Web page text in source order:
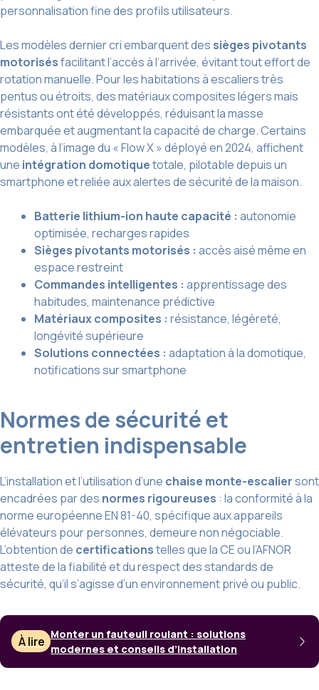
personnalisation fine des profils utilisateurs.
Les modèles dernier cri embarquent des sièges pivotants
motorisésfacilitant l’accès à l’arrivée, évitant tout effort de
rotation manuelle. Pour les habitations à escaliers très
pentus ou étroits, des matériaux composites légers mais
résistants ont été développés, réduisant la masse
embarquée et augmentant la capacité de charge. Certains
modèles, à l’image du « Flow X » déployé en 2024, affichent
une intégration domotiquetotale, pilotable depuis un
smartphone et reliée aux alertes de sécurité de la maison.
Batterie lithium-ion haute capacité : autonomie
optimisée, recharges rapides
Sièges pivotants motorisés : accès aisé même en
espace restreint
Commandes intelligentes : apprentissage des
habitudes, maintenance prédictive
Matériaux composites : résistance, légèreté,
longévité supérieure
Solutions connectées : adaptation à la domotique,
notifications sur smartphone
Normes de sécurité et
entretien indispensable
L’installation et l’utilisation d’une chaise monte-escaliersont
encadrées par des normes rigoureuses : la conformité à la
norme européenne EN 81-40, spécifique aux appareils
élévateurs pour personnes, demeure non négociable.
L’obtention de certificationstelles que la CE ou l’AFNOR
atteste de la fiabilité et du respect des standards de
sécurité, qu’il s’agisse d’un environnement privé ou public.
À lire Monter un fauteuil roulant : solutions
modernes et conseils d’installation